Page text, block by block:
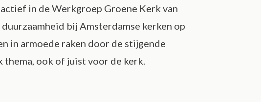
in de Werkgroep Groene Kerk van
bij Amsterdamse kerken op
in armoede raken door de stijgende
ook of juist voor de kerk.